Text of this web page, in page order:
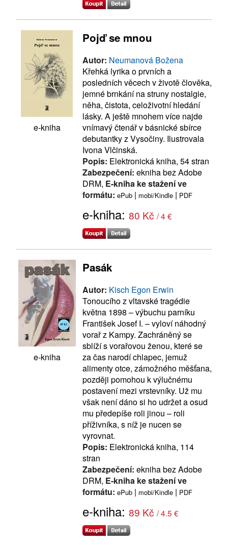
e-kniha
Pojď se mnou
Autor: Neumanová Božena
Křehká lyrika o prvních a
posledních věcech v životě člověka,
jemné brnkání na struny nostalgie,
něha, čistota, celoživotní hledání
lásky. A ještě mnohem více najde
vnímavý čtenář v básnické sbírce
debutantky z Vysočiny. Ilustrovala
Ivona Vlčinská.
Popis: Elektronická kniha, 54 stran
Zabezpečení: ekniha bez Adobe
DRM, E-kniha ke stažení ve
formátu: ePub | mobi/Kindle | PDF
e-kniha: 80 Kč / 4 €
e-kniha
Pasák
Autor: Kisch Egon Erwin
Tonoucího z vltavské tragédie
května 1898 – výbuchu parníku
František Josef I. – vyloví náhodný
vorař z Kampy. Zachráněný se
sblíží s vorařovou ženou, které se
za čas narodí chlapec, jemuž
alimenty otce, zámožného měšťana,
později pomohou k výlučnému
postavení mezi vrstevníky. Už mu
však není dáno si ho udržet a osud
mu předepíše roli jinou – roli
příživníka, s níž je nucen se
vyrovnat.
Popis: Elektronická kniha, 114
stran
Zabezpečení: ekniha bez Adobe
DRM, E-kniha ke stažení ve
formátu: ePub | mobi/Kindle | PDF
e-kniha: 89 Kč / 4.5 €